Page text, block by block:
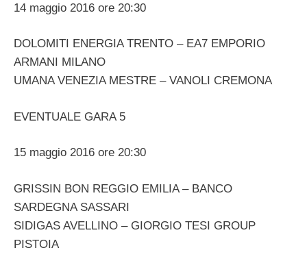
14 maggio 2016 ore 20:30
DOLOMITI ENERGIA TRENTO – EA7 EMPORIO
ARMANI MILANO
UMANA VENEZIA MESTRE – VANOLI CREMONA
EVENTUALE GARA 5
15 maggio 2016 ore 20:30
GRISSIN BON REGGIO EMILIA – BANCO
SARDEGNA SASSARI
SIDIGAS AVELLINO – GIORGIO TESI GROUP
PISTOIA